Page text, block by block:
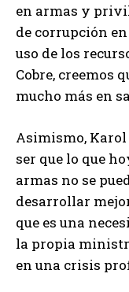
en armas y
de corrupción
uso de los
Cobre, creemos
mucho más en
Asimismo, Karol
ser que lo que
armas no se
desarrollar
que es una
la propia
en una crisis